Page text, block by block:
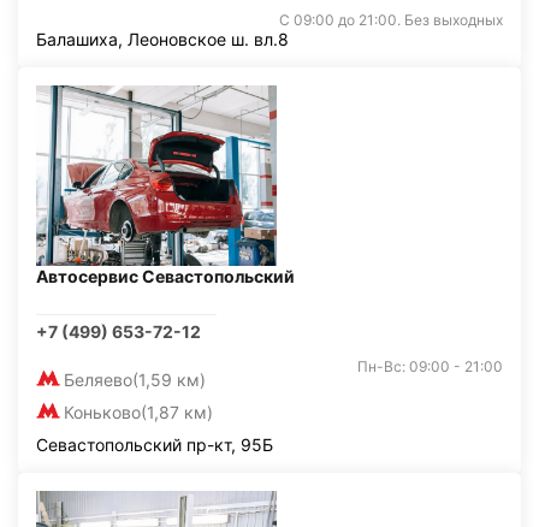
С 09:00 до 21:00. Без выходных
Балашиха, Леоновское ш. вл.8
Автосервис Севастопольский
+7 (499) 653-72-12
Беляево(1,59 км)
Коньково(1,87 км)
Пн-Вс: 09:00 - 21:00
Севастопольский пр-кт, 95Б